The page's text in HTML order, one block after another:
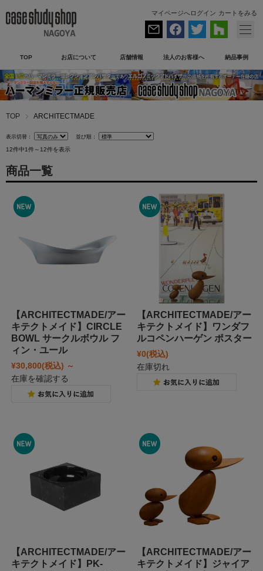
マイページへログイン カートをみる
TOP お店について 店舗情報 法人のお客様へ 納品事例
TOP ARCHITECTMADE
表示切替： 並び順：
12件中1件～12件を表示
商品一覧
【ARCHITECTMADE/アー
キテクトメイド】CIRCLE
BOWL サークルボウル フ
ィン・ユール
¥30,800(税込) ～
在庫を確認する
【ARCHITECTMADE/アー
キテクトメイド】ワンダフ
ルコペンハーゲン ポスター
¥0(税込)
在庫切れ
【ARCHITECTMADE/アー
キテクトメイド】PK-
【ARCHITECTMADE/アー
キテクトメイド】ジャイア